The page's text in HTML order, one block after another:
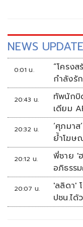
NEWS UPDATE
0:01 น.
“โครงสร้
กำลังรั
20:43 น.
ทัพนักบิ
เดียม
20:32 น.
‘ศุภมา
ย้ำโฆษ
20:12 น.
พี่ชาย '
อภิธรร
20:07 น.
'ลลิดา'
ปชน.ได้